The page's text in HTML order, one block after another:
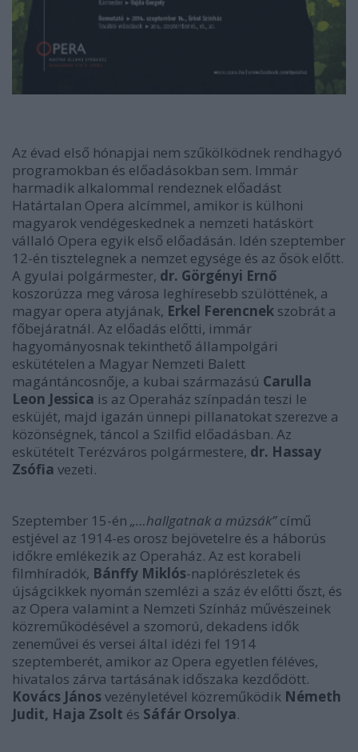
Az évad első hónapjai nem szűkölködnek rendhagyó
programokban és előadásokban sem. Immár
harmadik alkalommal rendeznek előadást
Határtalan Opera alcímmel, amikor is külhoni
magyarok vendégeskednek a nemzeti hatáskört
vállaló Opera egyik első előadásán. Idén szeptember
12-én tisztelegnek a nemzet egysége és az ősök előtt.
A gyulai polgármester, dr. Görgényi Ernő
koszorúzza meg városa leghíresebb szülöttének, a
magyar opera atyjának, Erkel Ferencnek szobrát a
főbejáratnál. Az előadás előtti, immár
hagyományosnak tekinthető állampolgári
eskütételen a Magyar Nemzeti Balett
magántáncosnője, a kubai származású Carulla
Leon Jessica is az Operaház színpadán teszi le
esküjét, majd igazán ünnepi pillanatokat szerezve a
közönségnek, táncol a Szilfid előadásban. Az
eskütételt Terézváros polgármestere, dr. Hassay
Zsófia vezeti.
Szeptember 15-én „…hallgatnak a múzsák”című
estjével az 1914-es orosz bejövetelre és a háborús
időkre emlékezik az Operaház. Az est korabeli
filmhíradók, Bánffy Miklós-naplórészletek és
újságcikkek nyomán szemlézi a száz év előtti őszt, és
az Opera valamint a Nemzeti Színház művészeinek
közreműködésével a szomorú, dekadens idők
zeneművei és versei által idézi fel 1914
szeptemberét, amikor az Opera egyetlen féléves,
hivatalos zárva tartásának időszaka kezdődött.
Kovács Jánosvezényletével közreműködik Németh
Judit, Haja Zsolt és Sáfár Orsolya.